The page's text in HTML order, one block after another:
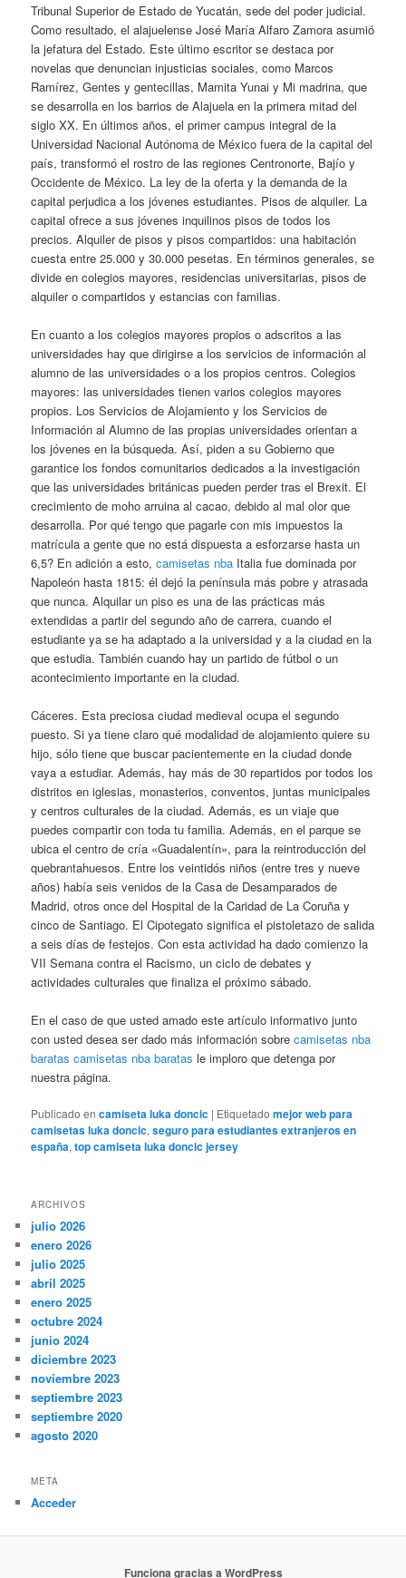
Tribunal Superior de Estado de Yucatán, sede del poder judicial.
Como resultado, el alajuelense José María Alfaro Zamora asumió
la jefatura del Estado. Este último escritor se destaca por
novelas que denuncian injusticias sociales, como Marcos
Ramírez, Gentes y gentecillas, Mamita Yunai y Mi madrina, que
se desarrolla en los barrios de Alajuela en la primera mitad del
siglo XX. En últimos años, el primer campus integral de la
Universidad Nacional Autónoma de México fuera de la capital del
país, transformó el rostro de las regiones Centronorte, Bajío y
Occidente de México. La ley de la oferta y la demanda de la
capital perjudica a los jóvenes estudiantes. Pisos de alquiler. La
capital ofrece a sus jóvenes inquilinos pisos de todos los
precios. Alquiler de pisos y pisos compartidos: una habitación
cuesta entre 25.000 y 30.000 pesetas. En términos generales, se
divide en colegios mayores, residencias universitarias, pisos de
alquiler o compartidos y estancias con familias.
En cuanto a los colegios mayores propios o adscritos a las
universidades hay que dirigirse a los servicios de información al
alumno de las universidades o a los propios centros. Colegios
mayores: las universidades tienen varios colegios mayores
propios. Los Servicios de Alojamiento y los Servicios de
Información al Alumno de las propias universidades orientan a
los jóvenes en la búsqueda. Así, piden a su Gobierno que
garantice los fondos comunitarios dedicados a la investigación
que las universidades británicas pueden perder tras el Brexit. El
crecimiento de moho arruina al cacao, debido al mal olor que
desarrolla. Por qué tengo que pagarle con mis impuestos la
matrícula a gente que no está dispuesta a esforzarse hasta un
6,5? En adición a esto,camisetas nba Italia fue dominada por
Napoleón hasta 1815: él dejó la península más pobre y atrasada
que nunca. Alquilar un piso es una de las prácticas más
extendidas a partir del segundo año de carrera, cuando el
estudiante ya se ha adaptado a la universidad y a la ciudad en la
que estudia. También cuando hay un partido de fútbol o un
acontecimiento importante en la ciudad.
Cáceres. Esta preciosa ciudad medieval ocupa el segundo
puesto. Si ya tiene claro qué modalidad de alojamiento quiere su
hijo, sólo tiene que buscar pacientemente en la ciudad donde
vaya a estudiar. Además, hay más de 30 repartidos por todos los
distritos en iglesias, monasterios, conventos, juntas municipales
y centros culturales de la ciudad. Además, es un viaje que
puedes compartir con toda tu familia. Además, en el parque se
ubica el centro de cría «Guadalentín», para la reintroducción del
quebrantahuesos. Entre los veintidós niños (entre tres y nueve
años) había seis venidos de la Casa de Desamparados de
Madrid, otros once del Hospital de la Caridad de La Coruña y
cinco de Santiago. El Cipotegato significa el pistoletazo de salida
a seis días de festejos. Con esta actividad ha dado comienzo la
VII Semana contra el Racismo, un ciclo de debates y
actividades culturales que finaliza el próximo sábado.
En el caso de que usted amado este artículo informativo junto
con usted desea ser dado más información sobrecamisetas nba
baratas camisetas nba baratas le imploro que detenga por
nuestra página.
Publicado en camiseta luka doncic | Etiquetado mejor web para
camisetas luka doncic,seguro para estudiantes extranjeros en
españa,top camiseta luka doncic jersey
ARCHIVOS
julio 2026
enero 2026
julio 2025
abril 2025
enero 2025
octubre 2024
junio 2024
diciembre 2023
noviembre 2023
septiembre 2023
septiembre 2020
agosto 2020
META
Acceder
Funciona gracias a WordPress